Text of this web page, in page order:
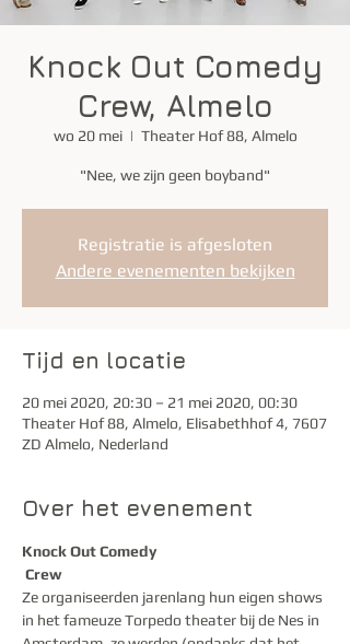
Knock Out Comedy
Crew, Almelo
wo 20 mei
  |
Theater Hof 88, Almelo
"Nee, we zijn geen boyband"
Registratie is afgesloten
Andere evenementen bekijken
Tijd en locatie
20 mei 2020, 20:30 – 21 mei 2020, 00:30
Theater Hof 88, Almelo, Elisabethhof 4, 7607
ZD Almelo, Nederland
Over het evenement
Knock Out Comedy
Crew
Ze organiseerden jarenlang hun eigen shows
in het fameuze Torpedo theater bij de Nes in